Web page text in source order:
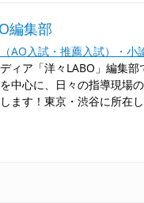
編集部
AO入試・推薦入試）・小
ィア「洋々LABO」編集
中心に、日々の指導現場
ます！東京・渋谷に所在し